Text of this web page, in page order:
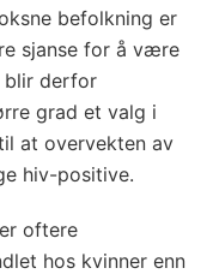
befolkning er
sjanse for å være
blir derfor
grad et valg i
at overvekten av
hiv-positive.
oftere
hos kvinner enn